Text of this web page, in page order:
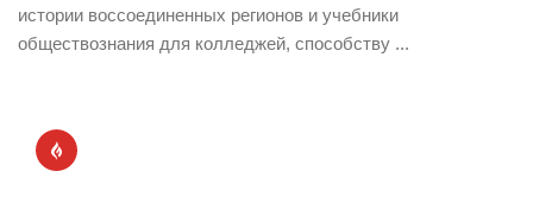
истории воссоединенных регионов и учебники
обществознания для колледжей, способству ...